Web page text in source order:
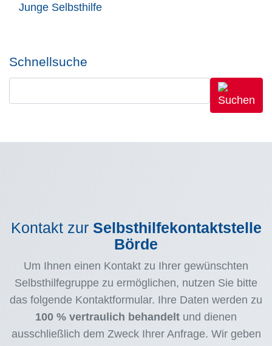
Junge Selbsthilfe
Schnellsuche
Kontakt zur Selbsthilfekontaktstelle
Börde
Um Ihnen einen Kontakt zu Ihrer gewünschten
Selbsthilfegruppe zu ermöglichen, nutzen Sie bitte
das folgende Kontaktformular. Ihre Daten werden zu
100 % vertraulich behandelt und dienen
ausschließlich dem Zweck Ihrer Anfrage. Wir geben